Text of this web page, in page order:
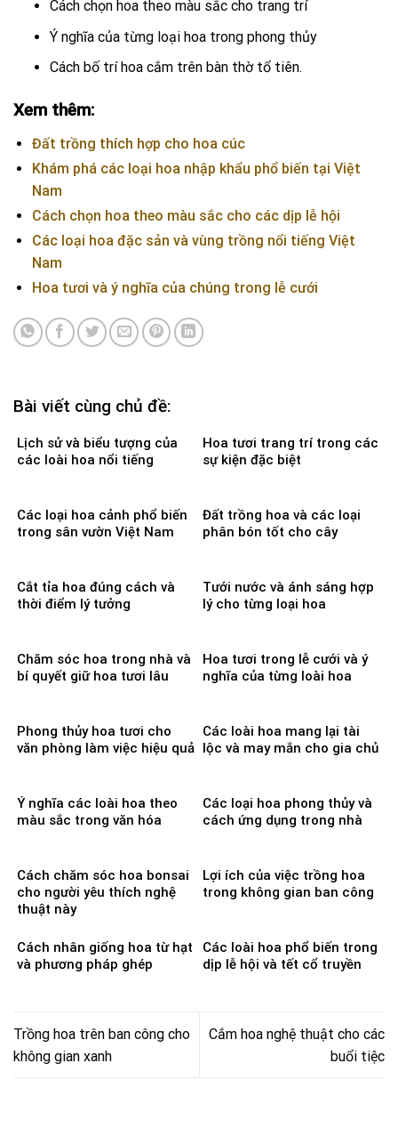
Cách chọn hoa theo màu sắc cho trang trí
Ý nghĩa của từng loại hoa trong phong thủy
Cách bố trí hoa cắm trên bàn thờ tổ tiên.
Xem thêm:
Đất trồng thích hợp cho hoa cúc
Khám phá các loại hoa nhập khẩu phổ biến tại Việt
Nam
Cách chọn hoa theo màu sắc cho các dịp lễ hội
Các loại hoa đặc sản và vùng trồng nổi tiếng Việt
Nam
Hoa tươi và ý nghĩa của chúng trong lễ cưới
Bài viết cùng chủ đề:
Lịch sử và biểu tượng của
các loài hoa nổi tiếng
Hoa tươi trang trí trong các
sự kiện đặc biệt
Các loại hoa cảnh phổ biến
trong sân vườn Việt Nam
Đất trồng hoa và các loại
phân bón tốt cho cây
Cắt tỉa hoa đúng cách và
thời điểm lý tưởng
Tưới nước và ánh sáng hợp
lý cho từng loại hoa
Chăm sóc hoa trong nhà và
bí quyết giữ hoa tươi lâu
Hoa tươi trong lễ cưới và ý
nghĩa của từng loài hoa
Phong thủy hoa tươi cho
văn phòng làm việc hiệu quả
Các loài hoa mang lại tài
lộc và may mắn cho gia chủ
Ý nghĩa các loài hoa theo
màu sắc trong văn hóa
Các loại hoa phong thủy và
cách ứng dụng trong nhà
Cách chăm sóc hoa bonsai
cho người yêu thích nghệ
thuật này
Lợi ích của việc trồng hoa
trong không gian ban công
Cách nhân giống hoa từ hạt
và phương pháp ghép
Các loài hoa phổ biến trong
dịp lễ hội và tết cổ truyền
Trồng hoa trên ban công cho
không gian xanh
Cắm hoa nghệ thuật cho các
buổi tiệc